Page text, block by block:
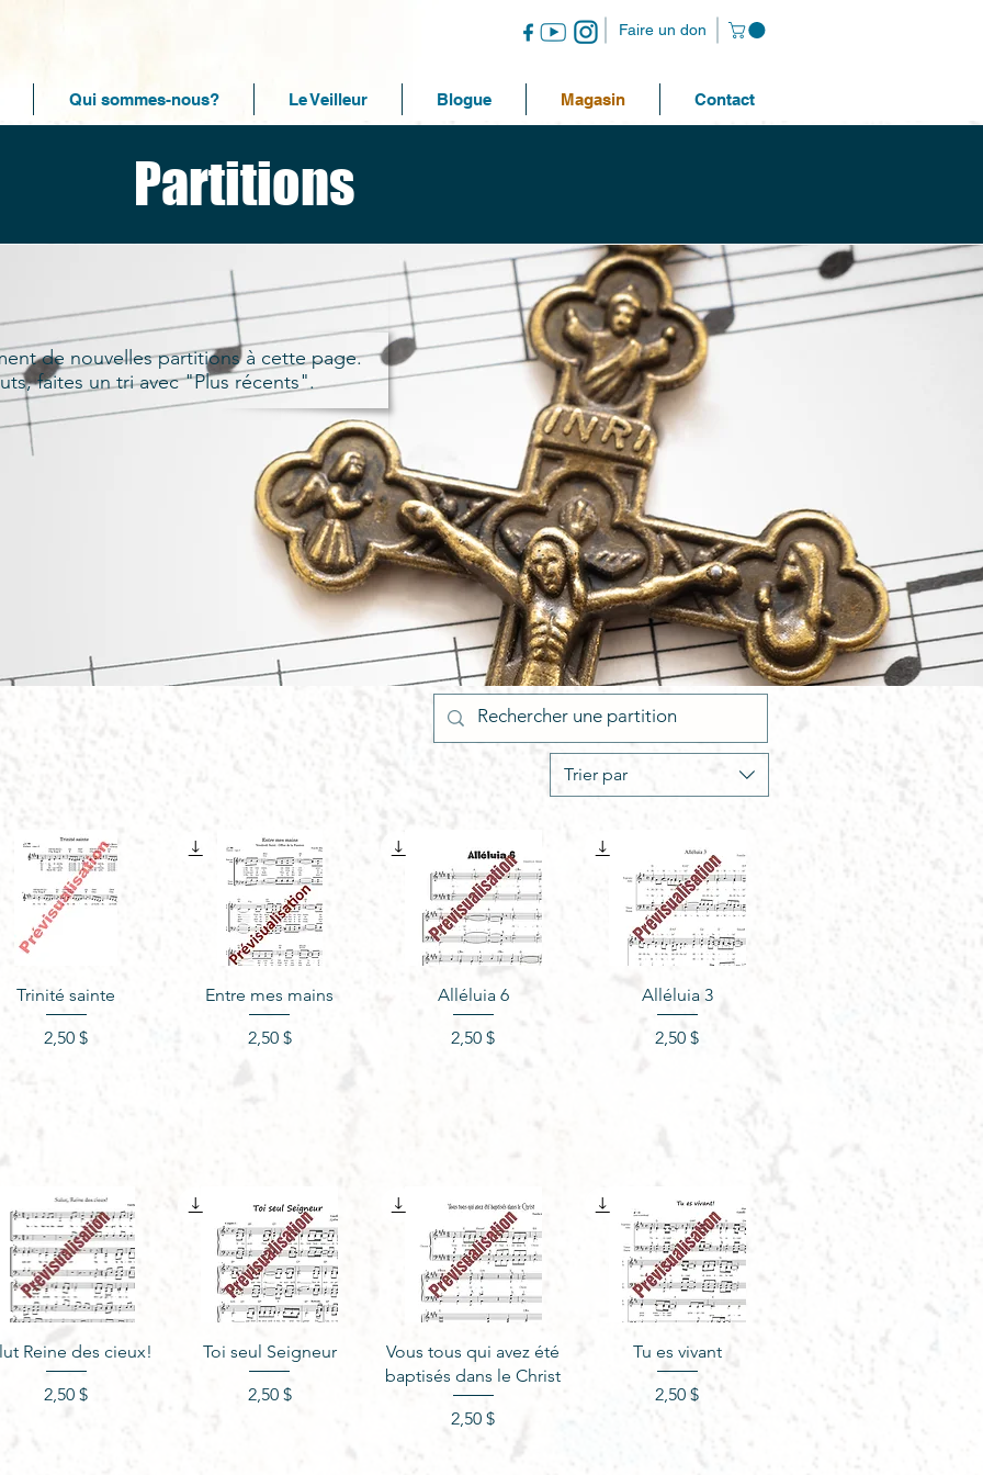
Faire un don
Qui sommes-nous? Le Veilleur Blogue Magasin Contact
Partitions
de nouvelles partitions à cette page.
faites un tri avec "Plus récents".
Trier par
Aperçu rapide
Trinité sainte
Prix
2,50 $
Aperçu rapide
Entre mes mains
Prix
2,50 $
Aperçu rapide
Alléluia 6
Prix
2,50 $
Aperçu rapide
Alléluia 3
Prix
2,50 $
Aperçu rapide
Reine des cieux!
Prix
2,50 $
Aperçu rapide
Toi seul Seigneur
Prix
2,50 $
Aperçu rapide
Vous tous qui avez été
baptisés dans le Christ
Prix
2,50 $
Aperçu rapide
Tu es vivant
Prix
2,50 $